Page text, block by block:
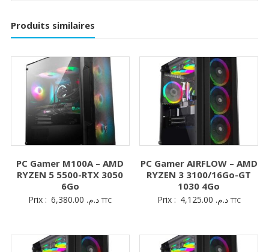
Produits similaires
PC Gamer M100A – AMD
RYZEN 5 5500-RTX 3050
6Go
Prix : د.م. TTC
PC Gamer AIRFLOW – AMD
RYZEN 3 3100/16Go-GT
1030 4Go
Prix : د.م. TTC